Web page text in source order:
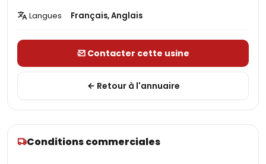
Langues Français, Anglais
Contacter cette usine
Retour à l'annuaire
Conditions commerciales